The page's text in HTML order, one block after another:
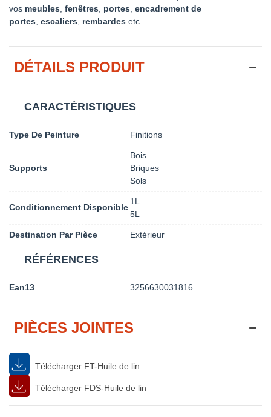
vos meubles fenêtres portes encadrement de
portes escaliers rembardes etc.
DÉTAILS PRODUIT
CARACTÉRISTIQUES
Type De Peinture Finitions
Supports
Bois
Briques
Sols
Conditionnement Disponible
1L
5L
Destination Par Pièce Extérieur
RÉFÉRENCES
Ean13 3256630031816
PIÈCES JOINTES
Télécharger FT-Huile de lin
Télécharger FDS-Huile de lin